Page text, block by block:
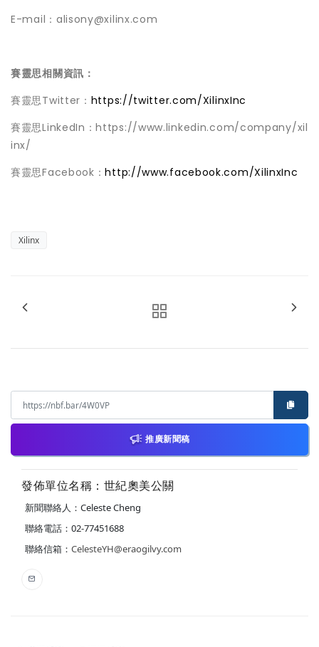
E-mail：alisony@xilinx.com
賽靈思相關資訊：
賽靈思Twitter： https://twitter.com/XilinxInc
賽靈思LinkedIn：https://www.linkedin.com/company/xil
inx/
賽靈思Facebook：http://www.facebook.com/XilinxInc
Xilinx
推廣新聞稿
發佈單位名稱：世紀奧美公關
新聞聯絡人：Celeste Cheng
聯絡電話：02-77451688
聯絡信箱： CelesteYH@eraogilvy.com